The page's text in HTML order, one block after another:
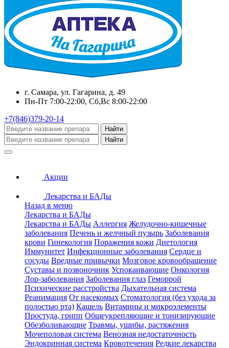
г. Самара, ул. Гагарина, д. 49
Пн-Пт 7:00-22:00, Сб,Вс 8:00-22:00
+7(846)379-20-14
Найти
Найти
Акции
Лекарства и БАДы
Назад в меню
Лекарства и БАДы
Лекарства и БАДы Аллергия Желудочно-кишечные
заболевания Печень и желчный пузырь Заболевания
крови Гинекология Поражения кожи Диетология
Иммунитет Инфекционные заболевания Сердце и
сосуды Вредные привычки Мозговое кровообращение
Суставы и позвоночник Успокаивающие Онкология
Лор-заболевания Заболевания глаз Геморрой
Психические расстройства Дыхательная система
Реанимация От насекомых Стоматология (без ухода за
полостью рта) Кашель Витамины и микроэлементы
Простуда, грипп Общеукрепляющие и тонизирующие
Обезболивающие Травмы, ушибы, растяжения
Мочеполовая система Венозная недостаточность
Эндокринная система Кровотечения Редкие лекарства